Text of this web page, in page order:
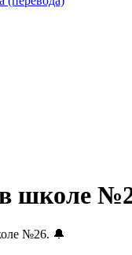
школе
№26. 🔔